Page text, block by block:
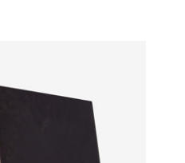
yer alır, 2 adet şarap
ürün uygun değildir.